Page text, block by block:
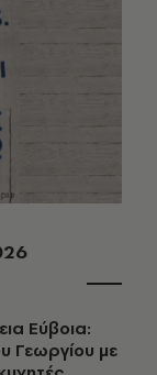
Εύβοια:
Γεωργίου με